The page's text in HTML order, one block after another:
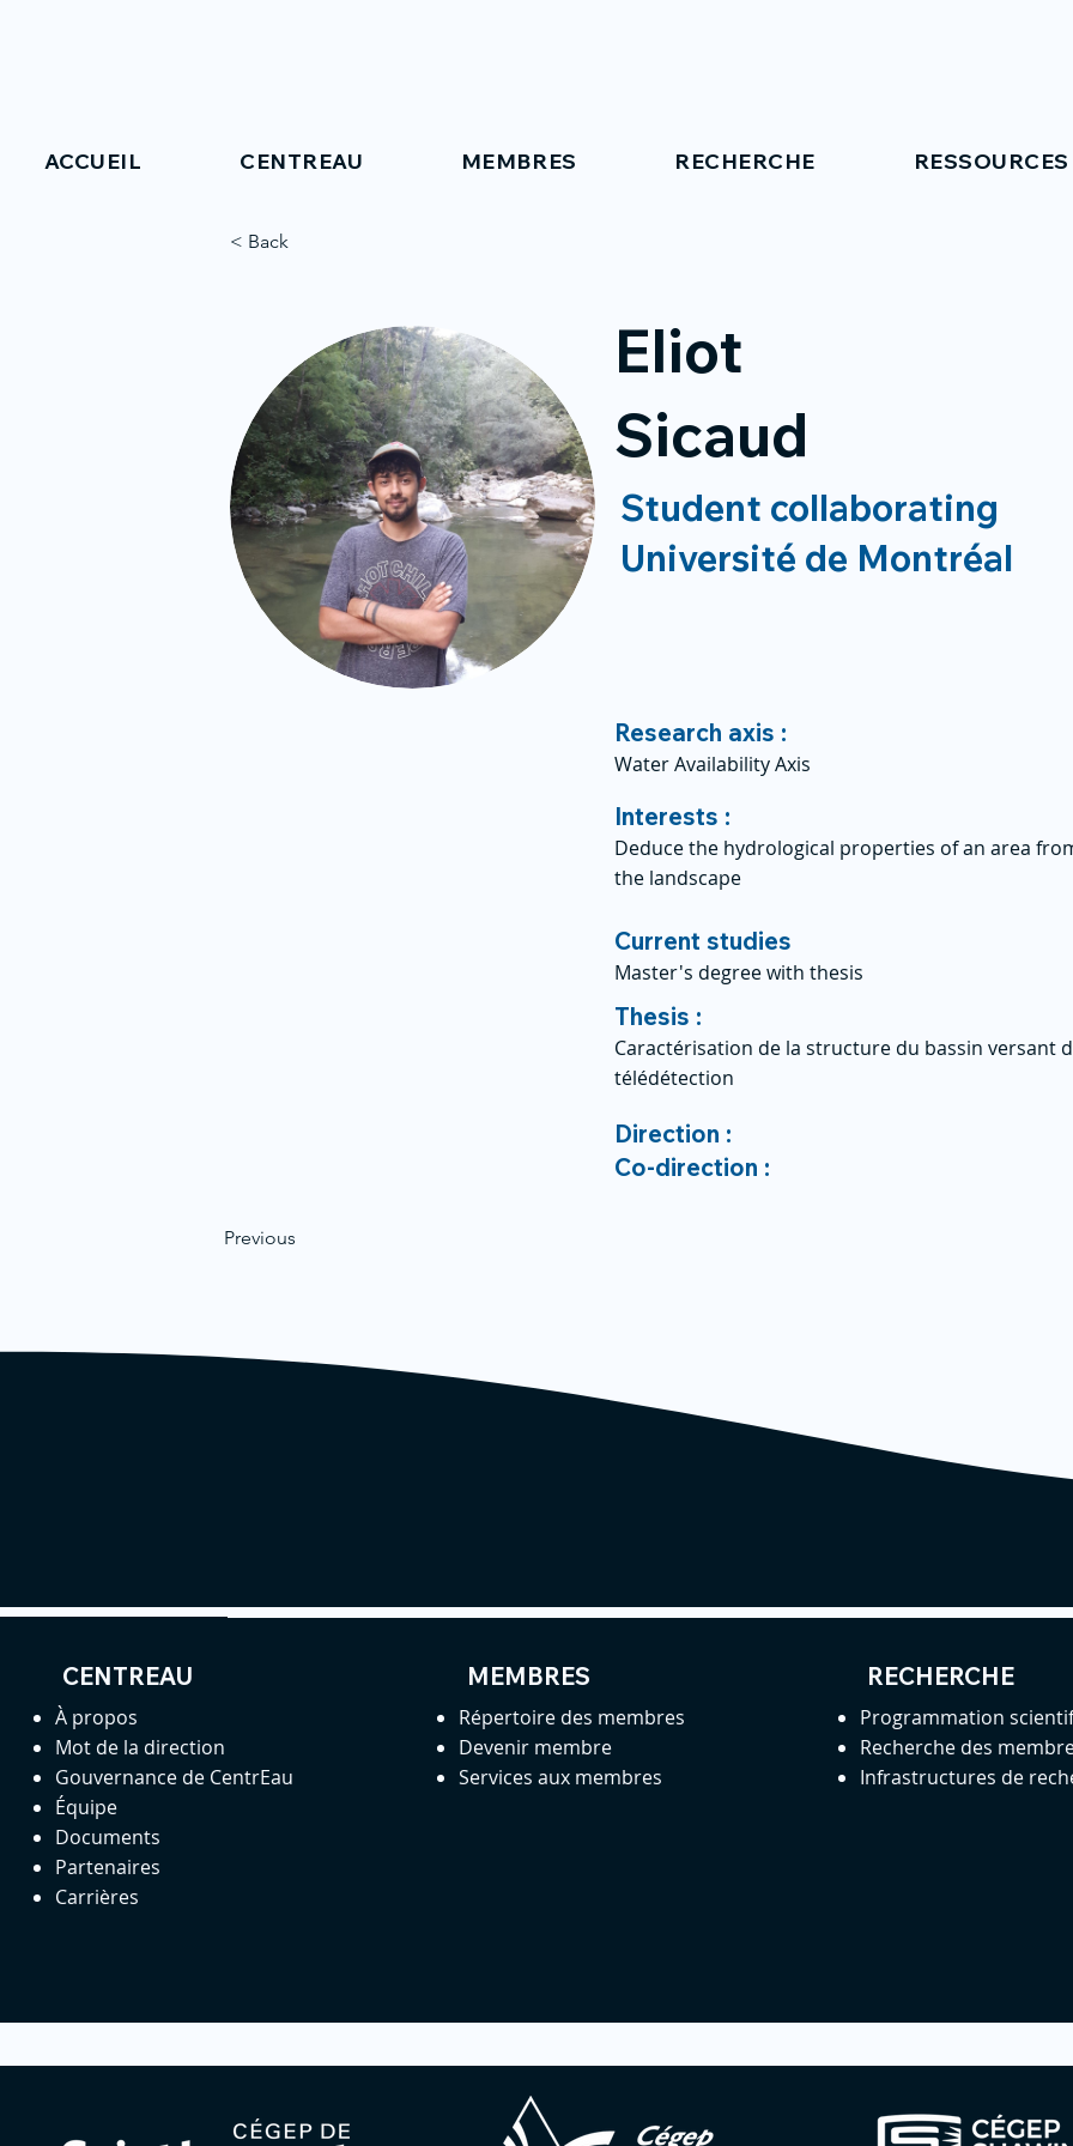
ACCUEIL CENTREAU MEMBRES RECHERCHE RESSOURCES
< Back
Eliot
Sicaud
Student collaborating
Université de Montréal
Research axis :
Water Availability Axis
Interests :
Deduce the hydrological properties of an area
the landscape
Current studies
Master's degree with thesis
Thesis :
Caractérisation de la structure du bassin versant
télédétection
Previous
Direction :
Co-direction :
CENTREAU
À propos
Mot de la direction
Gouvernance de CentrEau
Équipe
Documents
Partenaires
Carrières
MEMBRES
Répertoire des membres
Devenir membre
Services aux membres
RECHERCHE
Programmation
Recherche des
Infrastructures de